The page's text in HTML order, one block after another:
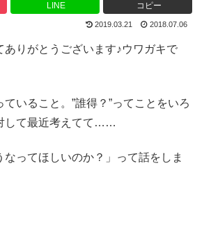
LINE コピー
2019.03.21 2018.07.06
ありがとうございます♪ウワガキで
いること。”誰得？”ってことをいろ
して最近考えてて……
なってほしいのか？」って話をしま